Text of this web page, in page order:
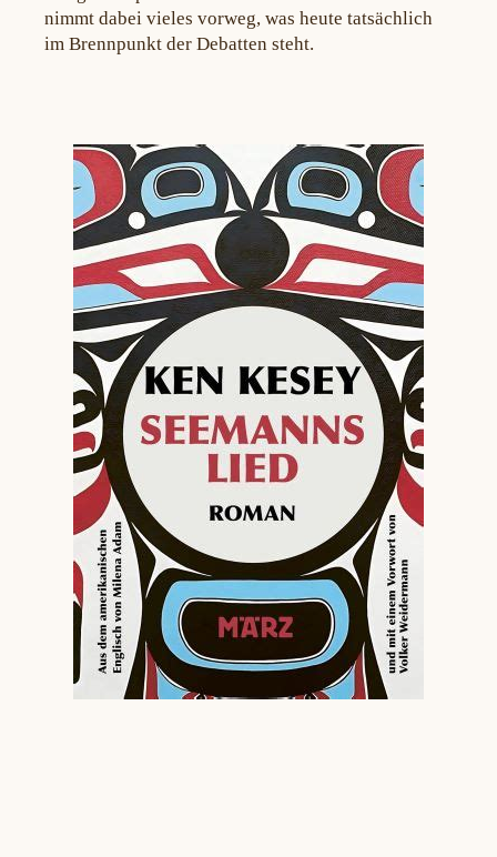
nimmt dabei vieles vorweg, was heute tatsächlich
im Brennpunkt der Debatten steht.